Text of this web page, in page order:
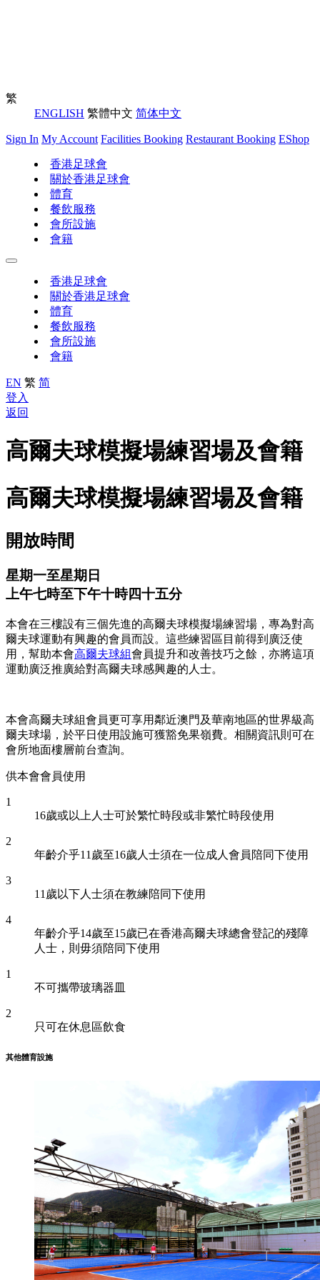
繁
ENGLISH 繁體中文 简体中文
Sign In My Account Facilities Booking Restaurant Booking EShop
香港足球會
關於香港足球會
體育
餐飲服務
會所設施
會籍
香港足球會
關於香港足球會
體育
餐飲服務
會所設施
會籍
EN 繁 简
登入
返回
高爾夫球模擬場練習場及會籍
高爾夫球模擬場練習場及會籍
開放時間
星期一至星期日
上午七時至下午十時四十五分
本會在三樓設有三個先進的高爾夫球模擬場練習場，專為對高
爾夫球運動有興趣的會員而設。這些練習區目前得到廣泛使
用，幫助本會高爾夫球組會員提升和改善技巧之餘，亦將這項
運動廣泛推廣給對高爾夫球感興趣的人士。
本會高爾夫球組會員更可享用鄰近澳門及華南地區的世界級高
爾夫球場，於平日使用設施可獲豁免果嶺費。相關資訊則可在
會所地面樓層前台查詢。
供本會會員使用
1
16歲或以上人士可於繁忙時段或非繁忙時段使用
2
年齡介乎11歲至16歲人士須在一位成人會員陪同下使用
3
11歲以下人士須在教練陪同下使用
4
年齡介乎14歲至15歲已在香港高爾夫球總會登記的殘障
人士，則毋須陪同下使用
1
不可攜帶玻璃器皿
2
只可在休息區飲食
其他體育設施